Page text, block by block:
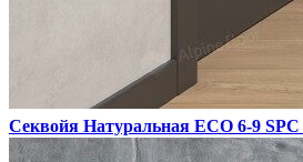
Секвойя Натуральная ЕСО 6-9 SPC